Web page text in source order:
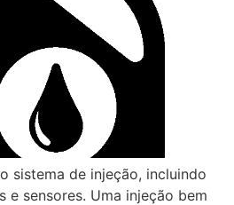
sistema de injeção, incluindo
e sensores. Uma injeção bem